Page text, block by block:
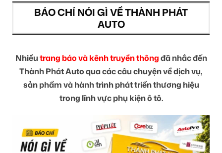
BÁO CHÍ NÓI GÌ VỀ THÀNH PHÁT
AUTO
Nhiềutrang báo và kênh truyền thôngđã nhắc đến
Thành Phát Auto qua các câu chuyện về dịch vụ,
sản phẩm và hành trình phát triển thương hiệu
trong lĩnh vực phụ kiện ô tô.